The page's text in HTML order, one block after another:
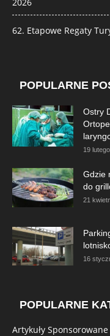
62. Etapowe Regaty
POPULARNE
Ostry
19
Gdzie
do
21
16
POPULARNE
Artykuły Sponsorowane